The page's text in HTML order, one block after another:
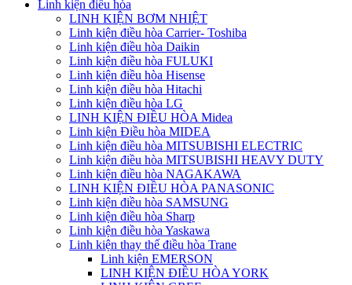
Linh kiện điều hòa
LINH KIỆN BƠM NHIỆT
Linh kiện điều hòa Carrier- Toshiba
Linh kiện điều hòa Daikin
Linh kiện điều hòa FULUKI
Linh kiện điều hòa Hisense
Linh kiện điều hòa Hitachi
Linh kiện điều hòa LG
LINH KIỆN ĐIỀU HÒA Midea
Linh kiện Điều hòa MIDEA
Linh kiện điều hòa MITSUBISHI ELECTRIC
Linh kiện điều hòa MITSUBISHI HEAVY DUTY
Linh kiện điều hòa NAGAKAWA
LINH KIỆN ĐIỀU HÒA PANASONIC
Linh kiện điều hòa SAMSUNG
Linh kiện điều hòa Sharp
Linh kiện điều hòa Yaskawa
Linh kiện thay thế điều hòa Trane
Linh kiện EMERSON
LINH KIỆN ĐIỀU HÒA YORK